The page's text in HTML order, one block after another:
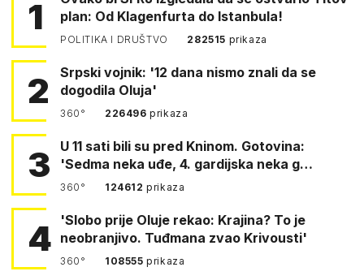
1
plan: Od Klagenfurta do Istanbula!
POLITIKA I DRUŠTVO 282515 prikaza
2
Srpski vojnik: '12 dana nismo znali da se
dogodila Oluja'
360° 226496prikaza
3
U 11 sati bili su pred Kninom. Gotovina:
'Sedma neka uđe, 4. gardijska neka g…
360° 124612prikaza
4
'Slobo prije Oluje rekao: Krajina? To je
neobranjivo. Tuđmana zvao Krivousti'
360° 108555prikaza